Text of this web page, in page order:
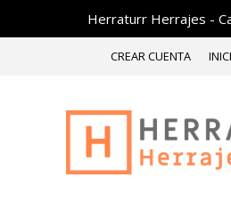
Herraturr Herrajes -
CREAR CUENTA